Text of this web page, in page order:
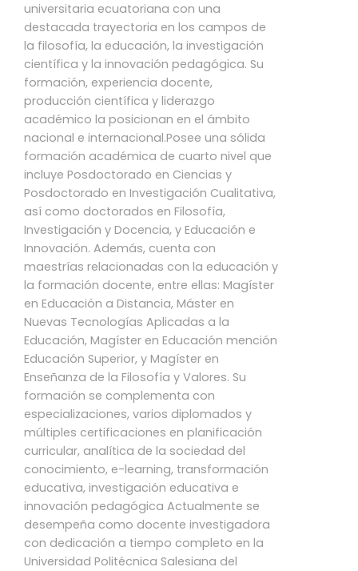
universitaria ecuatoriana con una
destacada trayectoria en los campos de
la filosofía, la educación, la investigación
científica y la innovación pedagógica. Su
formación, experiencia docente,
producción científica y liderazgo
académico la posicionan en el ámbito
nacional e internacional.Posee una sólida
formación académica de cuarto nivel que
incluye Posdoctorado en Ciencias y
Posdoctorado en Investigación Cualitativa,
así como doctorados en Filosofía,
Investigación y Docencia, y Educación e
Innovación. Además, cuenta con
maestrías relacionadas con la educación y
la formación docente, entre ellas: Magíster
en Educación a Distancia, Máster en
Nuevas Tecnologías Aplicadas a la
Educación, Magíster en Educación mención
Educación Superior, y Magíster en
Enseñanza de la Filosofía y Valores. Su
formación se complementa con
especializaciones, varios diplomados y
múltiples certificaciones en planificación
curricular, analítica de la sociedad del
conocimiento, e-learning, transformación
educativa, investigación educativa e
innovación pedagógica Actualmente se
desempeña como docente investigadora
con dedicación a tiempo completo en la
Universidad Politécnica Salesiana del